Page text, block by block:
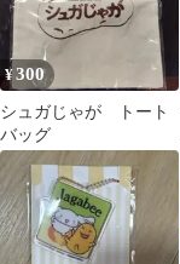
¥300
シュガじゃが トート
バッグ